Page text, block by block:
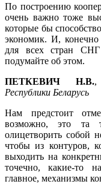
По построению
очень важно тоже
которые бы
экономик. И,
для всех стран СНГ
подумайте об этом.
ПЕТКЕВИЧ Н.В.,
Республики Беларусь
Нам предстоит
возможно, это та
олицетворить собой
чтобы из контуров,
выходить на
точечно, какие-то
главное, механизмы